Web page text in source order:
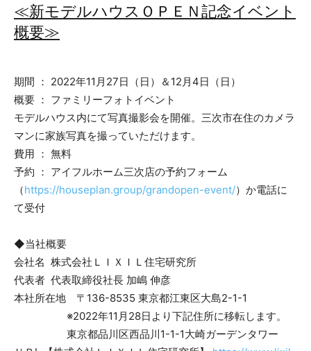
≪新モデルハウスＯＰＥＮ記念イベント
概要≫
期間 ： 2022年11月27日（日）＆12月4日（日）
概要 ： ファミリーフォトイベント
モデルハウス内にて写真撮影会を開催。三次市在住のカメラ
マンに家族写真を撮っていただけます。
費用 ： 無料
予約 ： アイフルホーム三次店の予約フォーム
（https://houseplan.group/grandopen-event/）か電話に
て受付
◆当社概要
会社名 株式会社ＬＩＸＩＬ住宅研究所
代表者 代表取締役社長 加嶋 伸彦
本社所在地 〒136-8535 東京都江東区大島2-1-1
※2022年11月28日より下記住所に移転します。
東京都品川区西品川1-1-1大崎ガーデンタワー